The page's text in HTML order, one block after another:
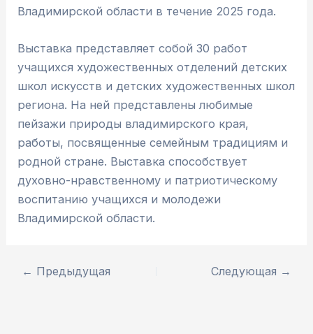
Владимирской области в течение 2025 года.
Выставка представляет собой 30 работ
учащихся художественных отделений детских
школ искусств и детских художественных школ
региона. На ней представлены любимые
пейзажи природы владимирского края,
работы, посвященные семейным традициям и
родной стране. Выставка способствует
духовно-нравственному и патриотическому
воспитанию учащихся и молодежи
Владимирской области.
← Предыдущая Следующая →